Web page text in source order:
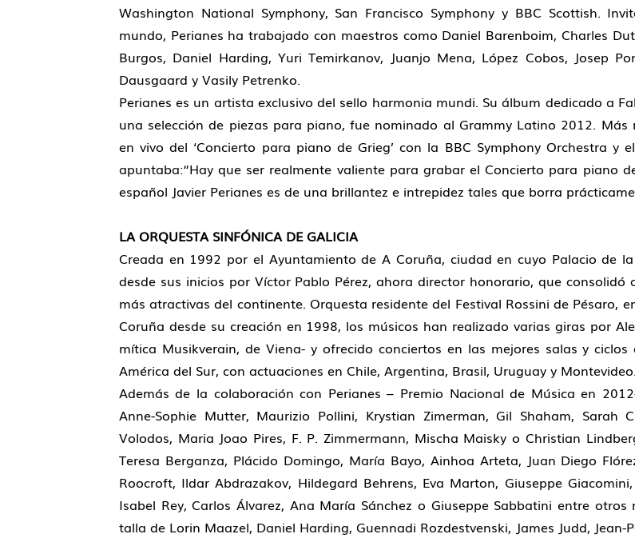
Washington National Symphony, San Francisco Symphony y BBC Scottish.
mundo, Perianes ha trabajado con maestros como Daniel Barenboim, Charles
Burgos, Daniel Harding, Yuri Temirkanov, Juanjo Mena, López Cobos, Josep
Dausgaard y Vasily Petrenko.
Perianes es un artista exclusivo del sello harmonia mundi. Su álbum dedicado a
una selección de piezas para piano, fue nominado al Grammy Latino 2012.
en vivo del ‘Concierto para piano de Grieg’ con la BBC Symphony Orchestra y
apuntaba:“Hay que ser realmente valiente para grabar el Concierto para piano
español Javier Perianes es de una brillantez e intrepidez tales que borra
LA ORQUESTA SINFÓNICA DE GALICIA
Creada en 1992 por el Ayuntamiento de A Coruña, ciudad en cuyo Palacio de
desde sus inicios por Víctor Pablo Pérez, ahora director honorario, que
más atractivas del continente. Orquesta residente del Festival Rossini de Pésaro,
Coruña desde su creación en 1998, los músicos han realizado varias giras por
mítica Musikverain, de Viena- y ofrecido conciertos en las mejores salas y
América del Sur, con actuaciones en Chile, Argentina, Brasil, Uruguay y Montevideo.
Además de la colaboración con Perianes – Premio Nacional de Música en
Anne-Sophie Mutter, Maurizio Pollini, Krystian Zimerman, Gil Shaham, Sarah
Volodos, Maria Joao Pires, F. P. Zimmermann, Mischa Maisky o Christian
Teresa Berganza, Plácido Domingo, María Bayo, Ainhoa Arteta, Juan Diego
Roocroft, Ildar Abdrazakov, Hildegard Behrens, Eva Marton, Giuseppe
Isabel Rey, Carlos Álvarez, Ana María Sánchez o Giuseppe Sabbatini entre
talla de Lorin Maazel, Daniel Harding, Guennadi Rozdestvenski, James Judd, Jean-